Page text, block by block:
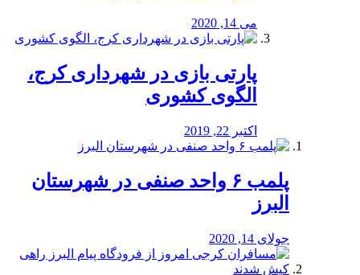
می 14, 2020
پارتی بازی در شهرداری کرج،
الگوی کشوری
اکتبر 22, 2019
پلمب ۶ واحد صنفی در شهرستان
البرز
جولای 14, 2020